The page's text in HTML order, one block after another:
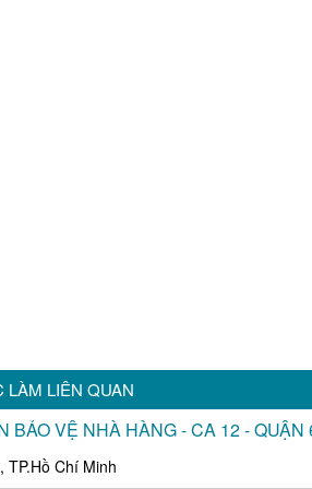
LÀM LIÊN QUAN
BẢO VỆ NHÀ HÀNG - CA 12 - QUẬN
TP.Hồ Chí Minh